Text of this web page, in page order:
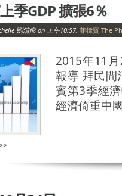
季GDP 擴張6％
劉清痕 on 上午10:57. 菲律賓 The
2015年11
報導 拜民間
賓第3季經
經濟倚重中